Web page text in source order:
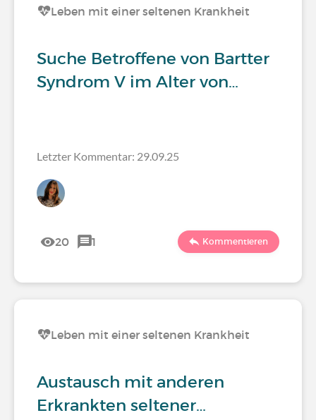
Leben mit einer seltenen Krankheit
Suche Betroffene von Bartter
Syndrom V im Alter von…
Letzter Kommentar: 29.09.25
20 1 Kommentieren
Leben mit einer seltenen Krankheit
Austausch mit anderen
Erkrankten seltener…